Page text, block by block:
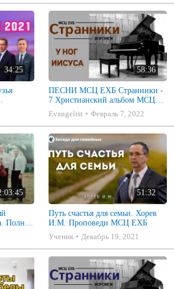
34:25
ЕХБ
58:36
ПЕСНИ МСЦ ЕХБ Странники -
7 Христианский альбом МСЦ
ЕХБ
Evangelist Февраль 7, 2022
Полное
51:32
Путь счастья для семьи. Хорев
И.М. Проповеди МСЦ ЕХБ
Ученик
Декабрь 19, 2021